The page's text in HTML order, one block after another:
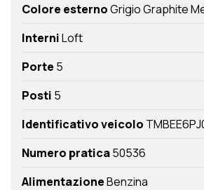
Colore esternoGrigio Graphite
InterniLoft
Porte 5
Posti 5
Identificativo veicolo
Numero pratica50536
AlimentazioneBenzina